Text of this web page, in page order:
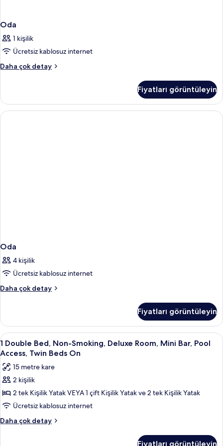
Oda
1 kişilik
Ücretsiz kablosuz internet
Daha çok detay
Oda
detay
Fiyatları görüntüleyin
Oda
4 kişilik
Ücretsiz kablosuz internet
Daha çok detay
Oda
detay
Fiyatları görüntüleyin
1
Double
Bed,
Non-
Smoking,
Deluxe
Room,
Mini
Kaliteli yatak takımı, minibar, odada
7
1 Double Bed, Non-Smoking, Deluxe Room, Mini Bar, Pool
Access, Twin Beds On
15 metre kare
2 kişilik
2 tek Kişilik Yatak VEYA 1 çift Kişilik Yatak ve 2 tek Kişilik Yatak
Ücretsiz kablosuz internet
Daha çok detay
1
Fiyatları görüntüleyin